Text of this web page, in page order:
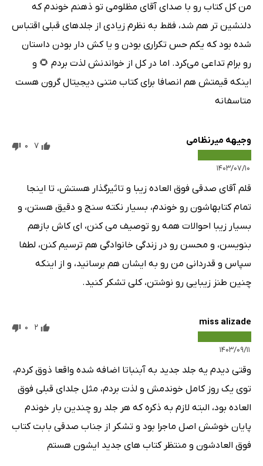
من کل کتاب رو با صدای آقای مظلومی تو ذهنم خوندم که
دلنشین تر هم شد، فقط به نظرم زیادی از جلدهای قبلی اقتباس
شده بود که یکم حس تکراری بودن و یا کش دار بودن داستان
رو برام تداعی می‌کرد. اما در کل از خواندنش لذت بردم 🌻 و
اینکه قیمتش هم انصافا برای کتاب متنی دیجیتال گرون هست
متاسفانه
وجیهه میرنظامی
۱۴۰۳/۰۷/۱۰
7
0
قلم آقای صدقی فوق العاده زیبا و تاثیرگذار هستش، تا اینجا
تمام کتابهاشون رو خوندم، بسیار نکته سنج و دقیق هستن، و
بسیار زیبا احوالات همه رو توصیف می کنن، ای کاش بازهم
بنویسن، و محسن رو در زندگی خانوادگی هم ترسیم کنن، لطفا
سپاس و قدردانی من رو به ایشان هم برسانید، و از اینکه
چنین طنز زیبایی رو نوشتن، کلی تشکر کنید.
miss alizade
۱۴۰۳/۰۹/۱۱
2
0
وقتی دیدم یه جلد جدید به آبنباتا اضافه شده واقعا ذوق کردم،
توی یک روز کامل خوندمش و لذت بردم، مثل جلدای قبلی فوق
العاده بود، البته لازم به ذکره که هر جلد رو چندین بار خوندم
پایان خوشش اصل ماجرا بود و تشکر از جناب صدقی بابت کتاب
فوق العادشون و منتظر کتاب های جدید ایشون هستم